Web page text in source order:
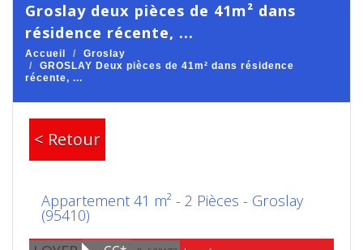
groslay deux pièces de 41m² dans
résidence récente, ...
Accueil
Groslay
GROSLAY Deux pièces de 41m² dans résidence
récente, ...
< Retour
Appartement 41 m² - 2 Pièces - Groslay
(95410)